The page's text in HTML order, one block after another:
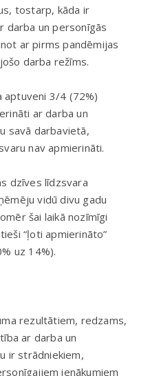
tostarp, kāda ir
darba un personīgās
ar pirms pandēmijas
darba režīms.
aptuveni 3/4 (72%)
ar darba un
savā darbavietā,
nav apmierināti.
dzīves līdzsvara
vidū divu gadu
šai laikā nozīmīgi
“ļoti apmierināto”
uz 14%).
rezultātiem, redzams,
ar darba un
ir strādniekiem,
ienākumiem